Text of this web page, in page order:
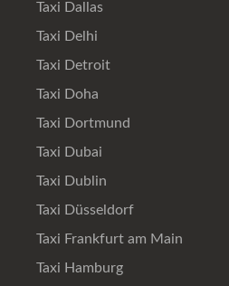
Taxi Dallas
Taxi Delhi
Taxi Detroit
Taxi Doha
Taxi Dortmund
Taxi Dubai
Taxi Dublin
Taxi Düsseldorf
Taxi Frankfurt am Main
Taxi Hamburg